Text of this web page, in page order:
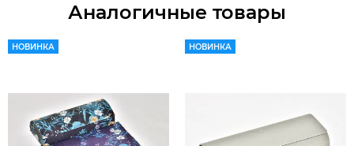
Аналогичные товары
НОВИНКА НОВИНКА